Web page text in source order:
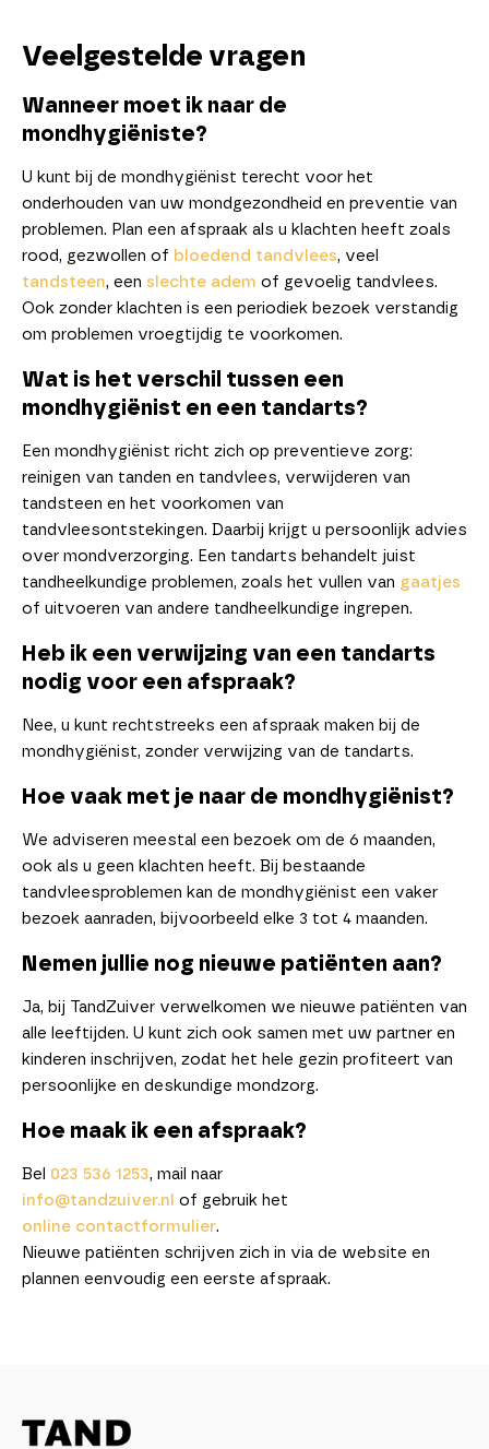
Veelgestelde vragen
Wanneer moet ik naar de
mondhygiëniste?
U kunt bij de mondhygiënist terecht voor het
onderhouden van uw mondgezondheid en preventie van
problemen. Plan een afspraak als u klachten heeft zoals
rood, gezwollen of bloedend tandvlees, veel
tandsteen, een slechte adem of gevoelig tandvlees.
Ook zonder klachten is een periodiek bezoek verstandig
om problemen vroegtijdig te voorkomen.
Wat is het verschil tussen een
mondhygiënist en een tandarts?
Een mondhygiënist richt zich op preventieve zorg:
reinigen van tanden en tandvlees, verwijderen van
tandsteen en het voorkomen van
tandvleesontstekingen. Daarbij krijgt u persoonlijk advies
over mondverzorging. Een tandarts behandelt juist
tandheelkundige problemen, zoals het vullen van gaatjes
of uitvoeren van andere tandheelkundige ingrepen.
Heb ik een verwijzing van een tandarts
nodig voor een afspraak?
Nee, u kunt rechtstreeks een afspraak maken bij de
mondhygiënist, zonder verwijzing van de tandarts.
Hoe vaak met je naar de mondhygiënist?
We adviseren meestal een bezoek om de 6 maanden,
ook als u geen klachten heeft. Bij bestaande
tandvleesproblemen kan de mondhygiënist een vaker
bezoek aanraden, bijvoorbeeld elke 3 tot 4 maanden.
Nemen jullie nog nieuwe patiënten aan?
Ja, bij TandZuiver verwelkomen we nieuwe patiënten van
alle leeftijden. U kunt zich ook samen met uw partner en
kinderen inschrijven, zodat het hele gezin profiteert van
persoonlijke en deskundige mondzorg.
Hoe maak ik een afspraak?
Bel 023 536 1253, mail naar
info@tandzuiver.nl of gebruik het
online contactformulier.
Nieuwe patiënten schrijven zich in via de website en
plannen eenvoudig een eerste afspraak.